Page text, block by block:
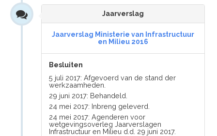
Jaarverslag
Jaarverslag Ministerie van Infrastructuur
en Milieu 2016
Besluiten
5 juli 2017: Afgevoerd van de stand der
werkzaamheden.
29 juni 2017: Behandeld.
24 mei 2017: Inbreng geleverd.
24 mei 2017: Agenderen voor
wetgevingsoverleg Jaarverslagen
Infrastructuur en Milieu d.d. 29 juni 2017.